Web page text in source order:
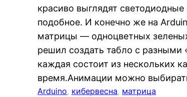
красиво выглядят
подобное. И конечно же на
матрицы — одноцветных
решил создать табло с
каждая состоит из нескольких
время.Анимации можно
Arduino, кибервесна, матрица